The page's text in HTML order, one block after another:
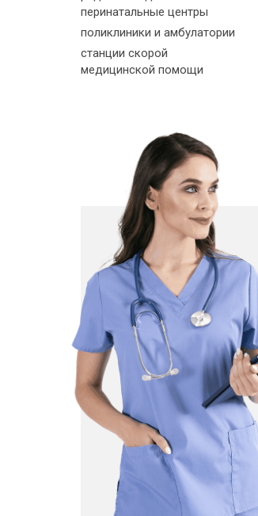
перинатальные центры
поликлиники и амбулатории
станции скорой
медицинской помощи